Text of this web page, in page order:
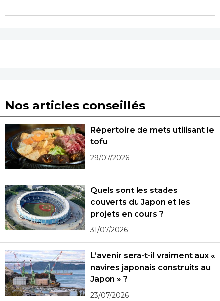
Nos articles conseillés
Répertoire de mets utilisant le
tofu
29/07/2026
Quels sont les stades
couverts du Japon et les
projets en cours ?
31/07/2026
L’avenir sera-t-il vraiment aux «
navires japonais construits au
Japon » ?
23/07/2026